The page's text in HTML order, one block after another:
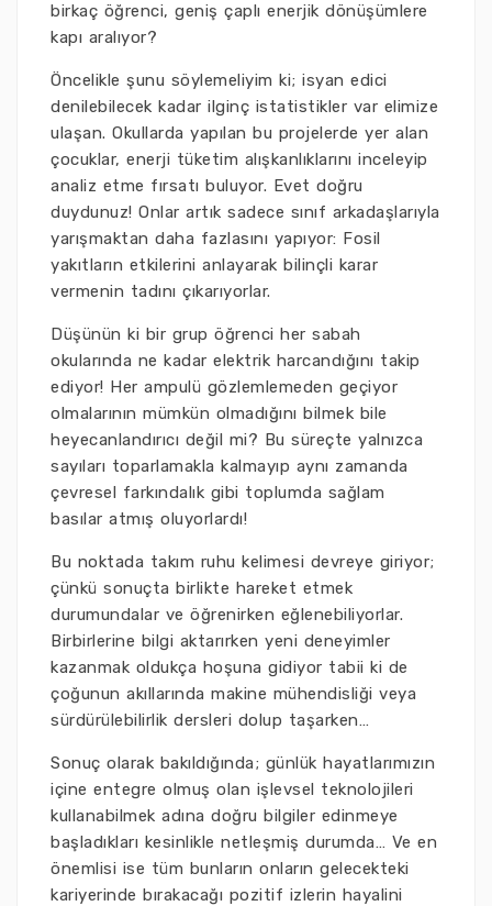
birkaç öğrenci, geniş çaplı enerjik dönüşümlere
kapı aralıyor?
Öncelikle şunu söylemeliyim ki; isyan edici
denilebilecek kadar ilginç istatistikler var elimize
ulaşan. Okullarda yapılan bu projelerde yer alan
çocuklar, enerji tüketim alışkanlıklarını inceleyip
analiz etme fırsatı buluyor. Evet doğru
duydunuz! Onlar artık sadece sınıf arkadaşlarıyla
yarışmaktan daha fazlasını yapıyor: Fosil
yakıtların etkilerini anlayarak bilinçli karar
vermenin tadını çıkarıyorlar.
Düşünün ki bir grup öğrenci her sabah
okularında ne kadar elektrik harcandığını takip
ediyor! Her ampulü gözlemlemeden geçiyor
olmalarının mümkün olmadığını bilmek bile
heyecanlandırıcı değil mi? Bu süreçte yalnızca
sayıları toparlamakla kalmayıp aynı zamanda
çevresel farkındalık gibi toplumda sağlam
basılar atmış oluyorlardı!
Bu noktada takım ruhu kelimesi devreye giriyor;
çünkü sonuçta birlikte hareket etmek
durumundalar ve öğrenirken eğlenebiliyorlar.
Birbirlerine bilgi aktarırken yeni deneyimler
kazanmak oldukça hoşuna gidiyor tabii ki de
çoğunun akıllarında makine mühendisliği veya
sürdürülebilirlik dersleri dolup taşarken…
Sonuç olarak bakıldığında; günlük hayatlarımızın
içine entegre olmuş olan işlevsel teknolojileri
kullanabilmek adına doğru bilgiler edinmeye
başladıkları kesinlikle netleşmiş durumda… Ve en
önemlisi ise tüm bunların onların gelecekteki
kariyerinde bırakacağı pozitif izlerin hayalini